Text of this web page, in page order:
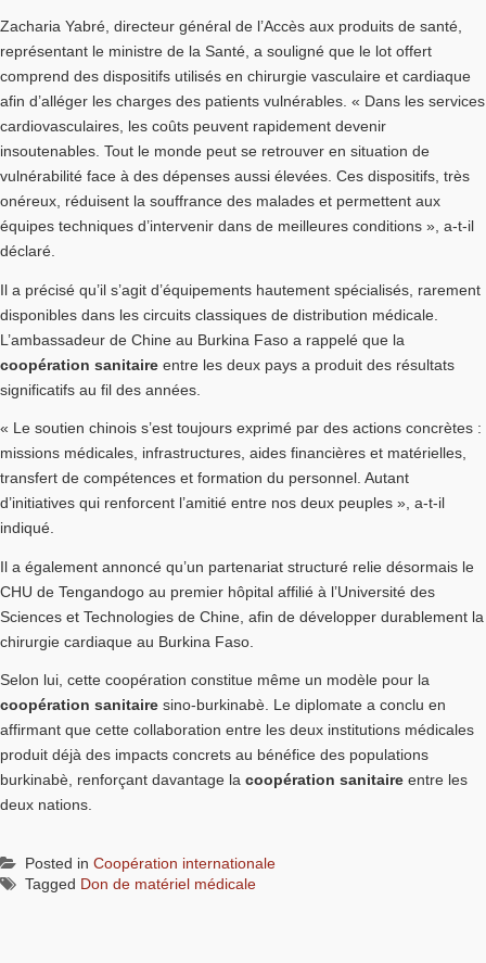
Zacharia Yabré, directeur général de l’Accès aux produits de santé,
représentant le ministre de la Santé, a souligné que le lot offert
comprend des dispositifs utilisés en chirurgie vasculaire et cardiaque
afin d’alléger les charges des patients vulnérables. « Dans les services
cardiovasculaires, les coûts peuvent rapidement devenir
insoutenables. Tout le monde peut se retrouver en situation de
vulnérabilité face à des dépenses aussi élevées. Ces dispositifs, très
onéreux, réduisent la souffrance des malades et permettent aux
équipes techniques d’intervenir dans de meilleures conditions », a-t-il
déclaré.
Il a précisé qu’il s’agit d’équipements hautement spécialisés, rarement
disponibles dans les circuits classiques de distribution médicale.
L’ambassadeur de Chine au Burkina Faso a rappelé que la
coopération sanitaire entre les deux pays a produit des résultats
significatifs au fil des années.
« Le soutien chinois s’est toujours exprimé par des actions concrètes :
missions médicales, infrastructures, aides financières et matérielles,
transfert de compétences et formation du personnel. Autant
d’initiatives qui renforcent l’amitié entre nos deux peuples », a-t-il
indiqué.
Il a également annoncé qu’un partenariat structuré relie désormais le
CHU de Tengandogo au premier hôpital affilié à l’Université des
Sciences et Technologies de Chine, afin de développer durablement la
chirurgie cardiaque au Burkina Faso.
Selon lui, cette coopération constitue même un modèle pour la
coopération sanitaire sino-burkinabè. Le diplomate a conclu en
affirmant que cette collaboration entre les deux institutions médicales
produit déjà des impacts concrets au bénéfice des populations
burkinabè, renforçant davantage la coopération sanitaire entre les
deux nations.
Posted in Coopération internationale
Tagged Don de matériel médicale